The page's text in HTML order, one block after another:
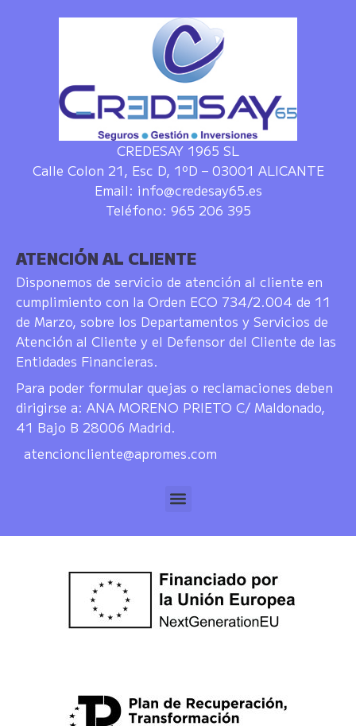
CREDESAY 1965 SL
Calle Colon 21, Esc D, 1ºD – 03001 ALICANTE
Email: info@credesay65.es
Teléfono: 965 206 395
ATENCIÓN AL CLIENTE
Disponemos de servicio de atención al cliente en
cumplimiento con la Orden ECO 734/2.004 de 11
de Marzo, sobre los Departamentos y Servicios de
Atención al Cliente y el Defensor del Cliente de las
Entidades Financieras.
Para poder formular quejas o reclamaciones deben
dirigirse a: ANA MORENO PRIETO C/ Maldonado,
41 Bajo B 28006 Madrid.
atencioncliente@apromes.com